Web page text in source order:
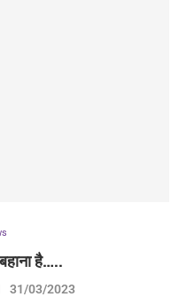
है…..
31/03/2023